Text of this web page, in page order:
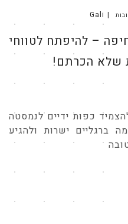
סדנת
בפלוריס
חיפה
להיפתח
לטווחי
תנועה
שלא
Gali
– להיפתח לטווחי
שלא הכרתם!
כפות ידיים לנמסטה
ברגליים ישרות ולהגיע